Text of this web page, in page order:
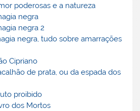
poderosas e a natureza
negra
negra 2
negra, tudo sobre amarrações
Cipriano
de prata, ou da espada dos
proibido
dos Mortos